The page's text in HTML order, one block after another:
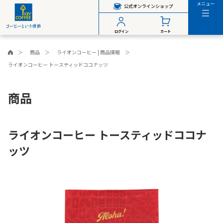
公式オンラインショップ
ログイン カート
メニュー
商品
ライオンコーヒー | 商品情報
ライオンコーヒー トースティッドココナッツ
商品
ライオンコーヒー トースティッドココナ
ッツ